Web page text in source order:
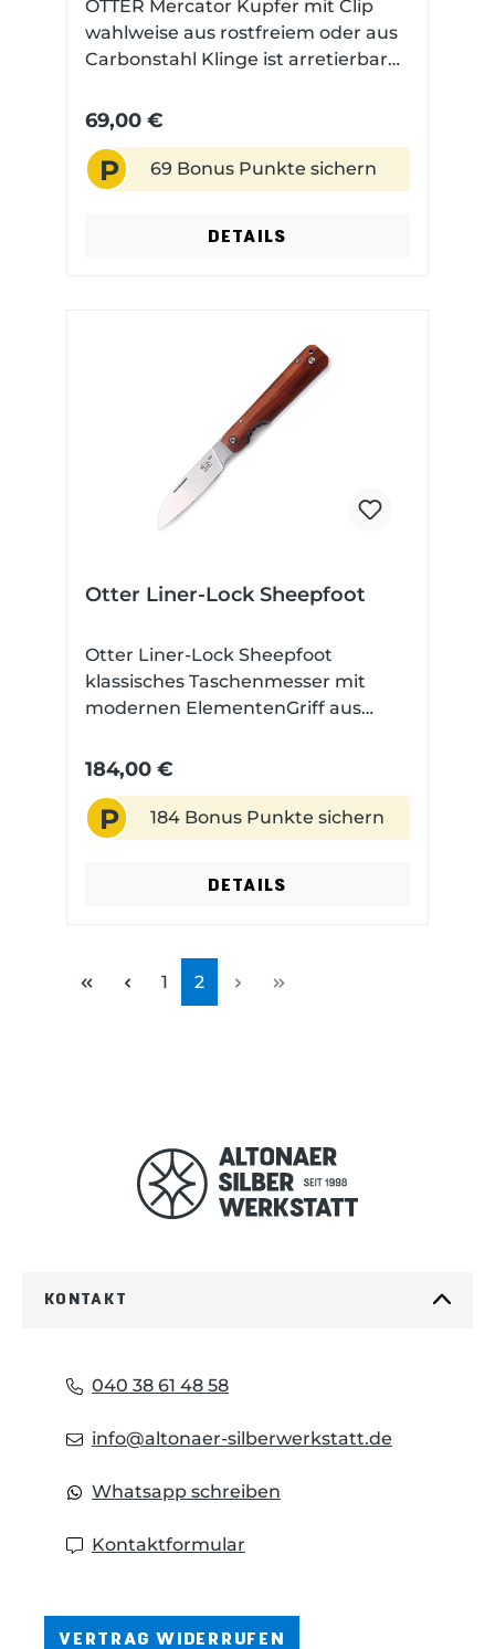
dafür, dass das Mercator in der
Tasche kein bisschen aufträgt und
sich sehr leicht führen lässt.
OTTER Mercator Kupfer mit Clip
wahlweise aus rostfreiem oder aus
Carbonstahl Klinge ist arretierbar
Clip
69,00 €
P 69 Bonus Punkte sichern
DETAILS
Otter Liner-Lock Sheepfoot
Otter Liner-Lock Sheepfoot
klassisches Taschenmesser mit
modernen ElementenGriff aus
Klinge aus N690
184,00 €
P 184 Bonus Punkte sichern
DETAILS
Seite
1 Seite
2
KONTAKT
040 38 61 48 58
info@altonaer-silberwerkstatt.de
Whatsapp schreiben
Kontaktformular
VERTRAG WIDERRUFEN